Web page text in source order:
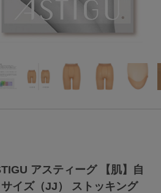
アスティーグ 【肌】自
イズ（JJ） ストッキング